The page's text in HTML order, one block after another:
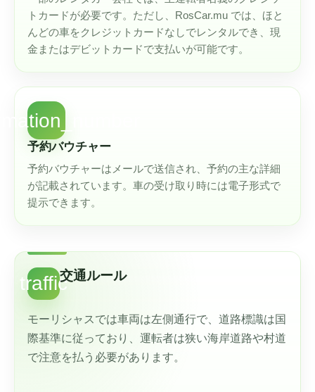
トカードが必要です。ただし、RosCar.mu では、ほと
んどの車をクレジットカードなしでレンタルでき、現
金またはデビットカードで支払いが可能です。
予約バウチャー
予約バウチャーはメールで送信され、予約の主な詳細
が記載されています。車の受け取り時には電子形式で
提示できます。
traffic交通ルール
モーリシャスでは車両は左側通行で、道路標識は国
際基準に従っており、運転者は狭い海岸道路や村道
で注意を払う必要があります。